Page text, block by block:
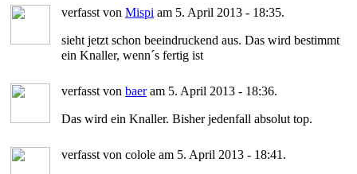
verfasst von Mispi am 5. April 2013 - 18:35.
sieht jetzt schon beeindruckend aus. Das wird bestimmt
ein Knaller, wenn´s fertig ist
verfasst von baeram 5. April 2013 - 18:36.
Das wird ein Knaller. Bisher jedenfall absolut top.
verfasst von colole am 5. April 2013 - 18:41.